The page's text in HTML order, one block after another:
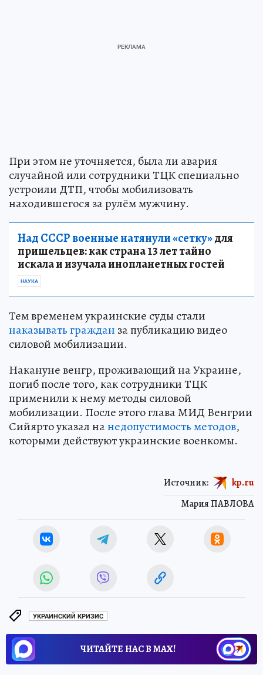
При этом не уточняется, была ли авария
случайной или сотрудники ТЦК специально
устроили ДТП, чтобы мобилизовать
находившегося за рулём мужчину.
Над СССР военные натянули «сетку»для
пришельцев: как страна 13 лет тайно
искала и изучала инопланетных гостей
НАУКА
Тем временем украинские суды стали
наказывать граждан за публикацию видео
силовой мобилизации.
Накануне венгр, проживающий на Украине,
погиб после того, как сотрудники ТЦК
применили к нему методы силовой
мобилизации. После этого глава МИД Венгрии
Сийярто указал нанедопустимость методов,
которыми действуют украинские военкомы.
Мария ПАВЛОВА
Источник: kp.ru
УКРАИНСКИЙ КРИЗИС
ЧИТАЙТЕ НАС В МАХ!